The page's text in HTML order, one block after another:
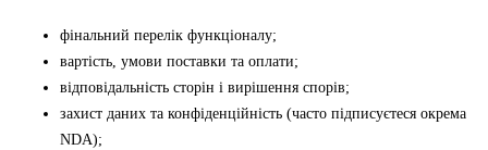
фінальний перелік функціоналу;
вартість, умови поставки та оплати;
відповідальність сторін і вирішення спорів;
захист даних та конфіденційність (часто підписуєтеся окрема
NDA);